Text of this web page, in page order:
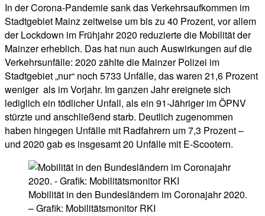
In der Corona-Pandemie sank das Verkehrsaufkommen im
Stadtgebiet Mainz zeitweise um bis zu 40 Prozent, vor allem
der Lockdown im Frühjahr 2020 reduzierte die Mobilität der
Mainzer erheblich. Das hat nun auch Auswirkungen auf die
Verkehrsunfälle: 2020 zählte die Mainzer Polizei im
Stadtgebiet „nur“ noch 5733 Unfälle, das waren 21,6 Prozent
weniger als im Vorjahr. Im ganzen Jahr ereignete sich
lediglich ein tödlicher Unfall, als ein 91-Jähriger im ÖPNV
stürzte und anschließend starb. Deutlich zugenommen
haben hingegen Unfälle mit Radfahrern um 7,3 Prozent –
und 2020 gab es insgesamt 20 Unfälle mit E-Scootern.
Mobilität in den Bundesländern im Coronajahr 2020.
– Grafik: Mobilitätsmonitor RKI